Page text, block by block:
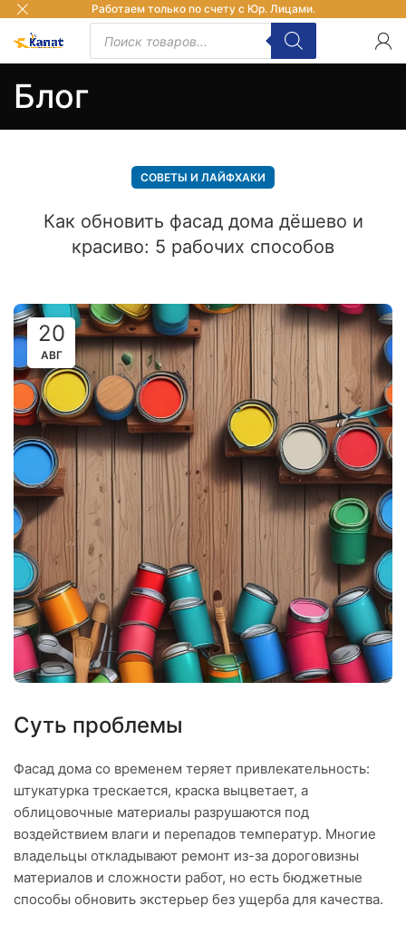
Блог
СОВЕТЫ И ЛАЙФХАКИ
Как обновить фасад дома дёшево и
красиво: 5 рабочих способов
20
АВГ
Суть проблемы
Фасад дома со временем теряет привлекательность:
штукатурка трескается, краска выцветает, а
облицовочные материалы разрушаются под
воздействием влаги и перепадов температур. Многие
владельцы откладывают ремонт из-за дороговизны
материалов и сложности работ, но есть бюджетные
способы обновить экстерьер без ущерба для качества.
Работаем только по счету с Юр. Лицами.